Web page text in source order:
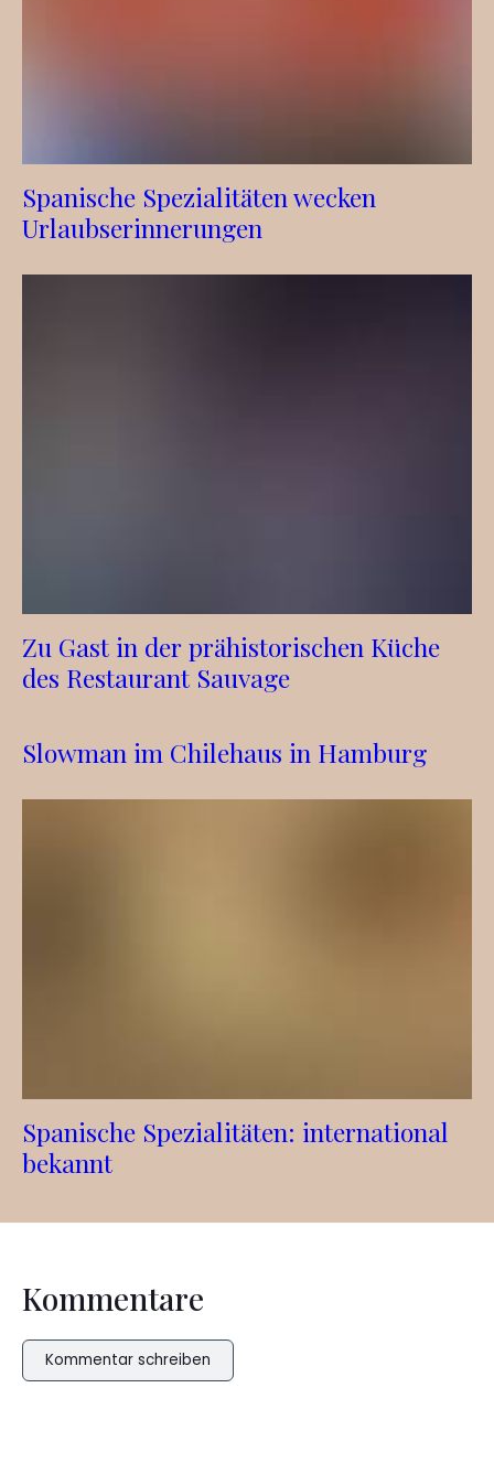
Spanische Spezialitäten wecken
Urlaubserinnerungen
Zu Gast in der prähistorischen Küche
des Restaurant Sauvage
Slowman im Chilehaus in Hamburg
Spanische Spezialitäten: international
bekannt
Kommentare
Kommentar schreiben